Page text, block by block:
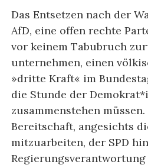
Das Entsetzen nach der
AfD, eine offen rechte
vor keinem Tabubruch
unternehmen, einen
»dritte Kraft« im
die Stunde der
zusammenstehen
Bereitschaft, angesichts
mitzuarbeiten, der SPD